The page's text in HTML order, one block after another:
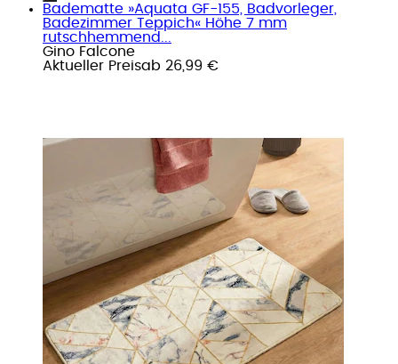
Badematte »Aquata GF-155, Badvorleger,
Badezimmer Teppich« Höhe 7 mm
rutschhemmend...
Gino Falcone
Aktueller Preisab 26,99 €